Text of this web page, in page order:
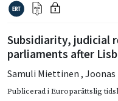
Subsidiarity, judicial
parliaments after
Samuli Miettinen , Joonas
Publicerad iEuroparättslig